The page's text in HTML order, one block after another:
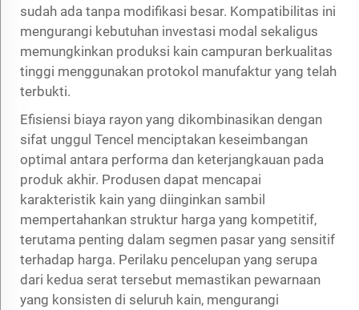
sudah ada tanpa modifikasi besar. Kompatibilitas ini
mengurangi kebutuhan investasi modal sekaligus
memungkinkan produksi kain campuran berkualitas
tinggi menggunakan protokol manufaktur yang telah
terbukti.
Efisiensi biaya rayon yang dikombinasikan dengan
sifat unggul Tencel menciptakan keseimbangan
optimal antara performa dan keterjangkauan pada
produk akhir. Produsen dapat mencapai
karakteristik kain yang diinginkan sambil
mempertahankan struktur harga yang kompetitif,
terutama penting dalam segmen pasar yang sensitif
terhadap harga. Perilaku pencelupan yang serupa
dari kedua serat tersebut memastikan pewarnaan
yang konsisten di seluruh kain, mengurangi